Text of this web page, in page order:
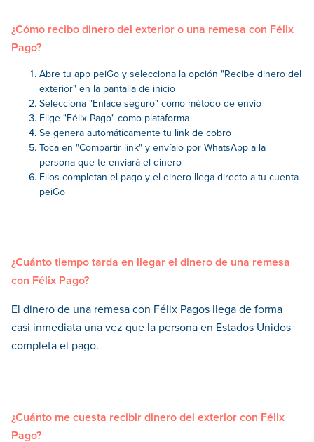
¿Cómo recibo dinero del exterior o una remesa con Félix
Pago?
Abre tu app peiGo y selecciona la opción "Recibe dinero del
exterior" en la pantalla de inicio
Selecciona "Enlace seguro" como método de envío
Elige "Félix Pago" como plataforma
Se genera automáticamente tu link de cobro
Toca en "Compartir link" y envíalo por WhatsApp a la
persona que te enviará el dinero
Ellos completan el pago y el dinero llega directo a tu cuenta
peiGo
¿Cuánto tiempo tarda en llegar el dinero de una remesa
con Félix Pago?
El dinero de una remesa con Félix Pagos llega de forma
casi inmediata una vez que la persona en Estados Unidos
completa el pago.
¿Cuánto me cuesta recibir dinero del exterior con Félix
Pago?